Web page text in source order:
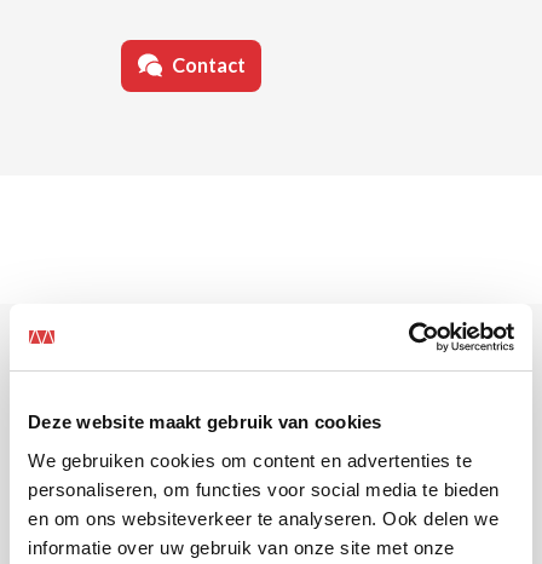
Deze website maakt gebruik van cookies
We gebruiken cookies om content en advertenties te
personaliseren, om functies voor social media te bieden
en om ons websiteverkeer te analyseren. Ook delen we
informatie over uw gebruik van onze site met onze
Contact
Overtuigd? Solliciteer
dan direct!